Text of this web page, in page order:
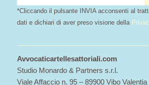
*Cliccando il pulsante INVIA acconsenti al
dati e dichiari di aver preso visione della
Avvocaticartellesattoriali.com
Studio Monardo & Partners s.r.l.
Viale Affaccio n. 95 – 89900 Vibo Valentia